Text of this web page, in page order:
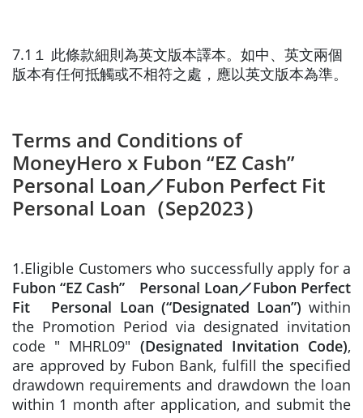
7.1１ 此條款細則為英文版本譯本。如中、英文兩個
版本有任何抵觸或不相符之處，應以英文版本為準。
Terms and Conditions of
MoneyHero x Fubon “EZ Cash”
Personal Loan／Fubon Perfect Fit
Personal Loan（Sep2023）
1.Eligible Customers who successfully apply for a
Fubon “EZ Cash” Personal Loan／Fubon Perfect
Fit Personal Loan (“Designated Loan”)within
the Promotion Period via designated invitation
code " MHRL09" (Designated Invitation Code),
are approved by Fubon Bank, fulfill the specified
drawdown requirements and drawdown the loan
within 1 month after application, and submit the